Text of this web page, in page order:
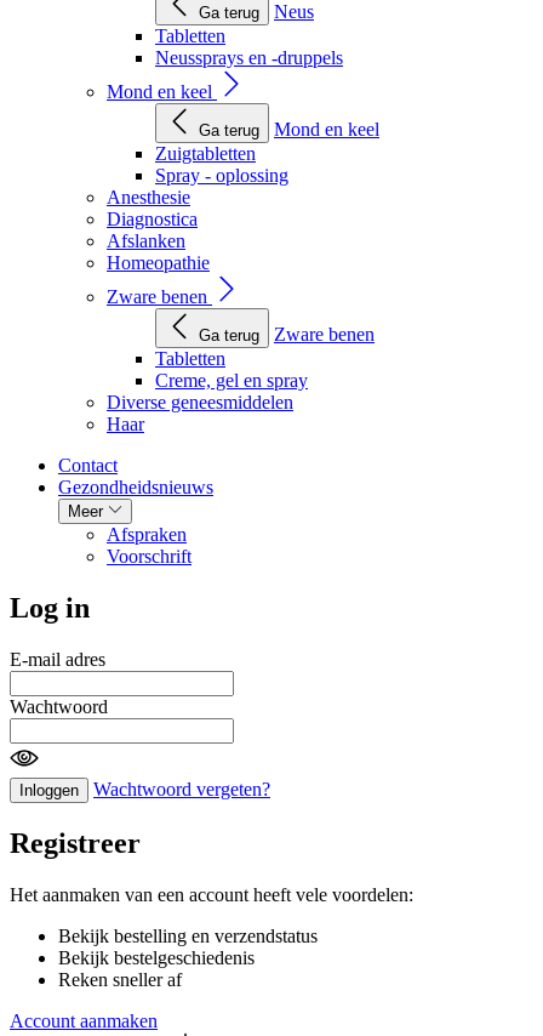
Ga terug
Neus
Tabletten
Neussprays en -druppels
Mond en keel
Ga terug
Mond en keel
Zuigtabletten
Spray - oplossing
Anesthesie
Diagnostica
Afslanken
Homeopathie
Zware benen
Ga terug
Zware benen
Tabletten
Creme, gel en spray
Diverse geneesmiddelen
Haar
Contact
Gezondheidsnieuws
Meer
Afspraken
Voorschrift
Log in
E-mail adres
Wachtwoord
Inloggen Wachtwoord vergeten?
Registreer
Het aanmaken van een account heeft vele voordelen:
Bekijk bestelling en verzendstatus
Bekijk bestelgeschiedenis
Reken sneller af
Account aanmaken